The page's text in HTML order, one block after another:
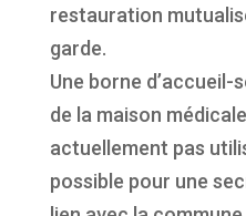
restauration
garde.
Une borne d’accueil-
de la maison
actuellement pas
possible pour une